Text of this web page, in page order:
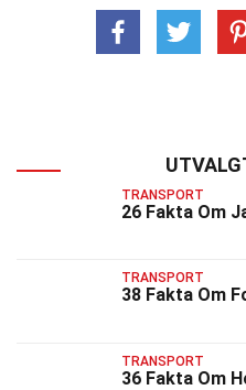
TRANSPORT
26 Fakta Om
TRANSPORT
38 Fakta Om
TRANSPORT
36 Fakta Om